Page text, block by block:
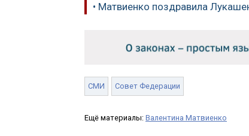
• Матвиенко поздравила
СМИ Совет Федерации
Ещё материалы: Валентина Матвиенко